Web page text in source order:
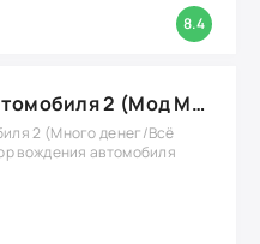
8.4
Симулятор Автомобиля 2 (Мод Много денег/Всё открыто)
2 (Много денег/Всё
вождения автомобиля